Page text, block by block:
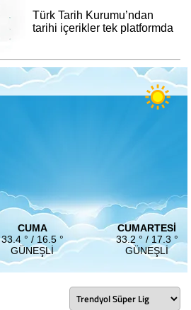
Türk Tarih Kurumu’ndan
tarihi içerikler tek platformda
CUMA
33.4 ° / 16.5 °
GÜNEŞLI
CUMARTESI
33.2 ° / 17.3 °
GÜNEŞLI